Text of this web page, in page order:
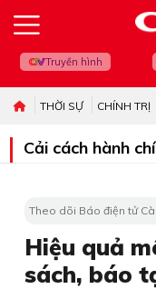
Truyền hình
THỜI SỰ CHÍNH TRỊ
Cải cách hành
Theo dõi Báo điện tử
Hiệu quả
sách, báo